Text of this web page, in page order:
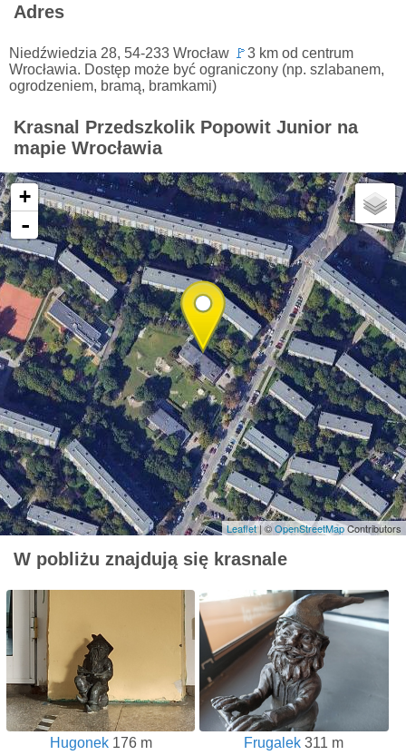
Adres
Niedźwiedzia 28, 54-233 Wrocław 🚩3 km od centrum
Wrocławia. Dostęp może być ograniczony (np. szlabanem,
ogrodzeniem, bramą, bramkami)
Krasnal Przedszkolik Popowit Junior na
mapie Wrocławia
+
-
Leaflet| ©OpenStreetMapContributors
W pobliżu znajdują się krasnale
Hugonek176 m Frugalek 311 m